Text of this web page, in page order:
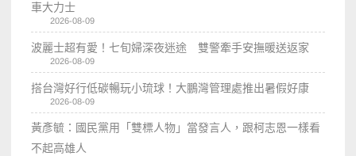
車大力士
2026-08-09
波麗士超有愛！七旬婦深夜迷途 雙警牽手安撫暖送返家
2026-08-09
搭台灣好行低碳暢玩小琉球！大鵬灣管理處推出暑假好康
2026-08-09
黃彥毓：國民黨用「雙標人物」當發言人，跟柯志恩一樣看
不起高雄人